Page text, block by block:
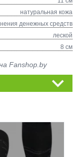
натуральная кожа
денежных средств
леской
8 см
Fanshop.by